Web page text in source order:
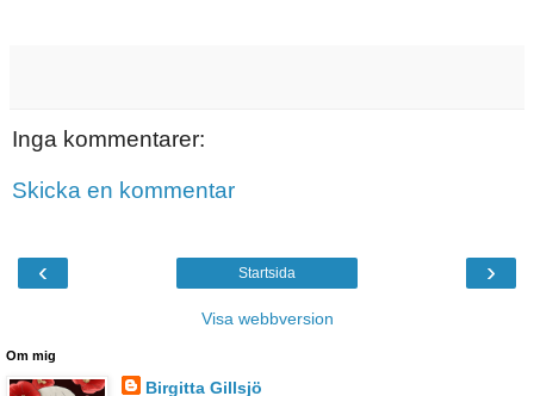
Inga kommentarer:
Skicka en kommentar
‹ ›
Startsida
Visa webbversion
Om mig
Birgitta Gillsjö